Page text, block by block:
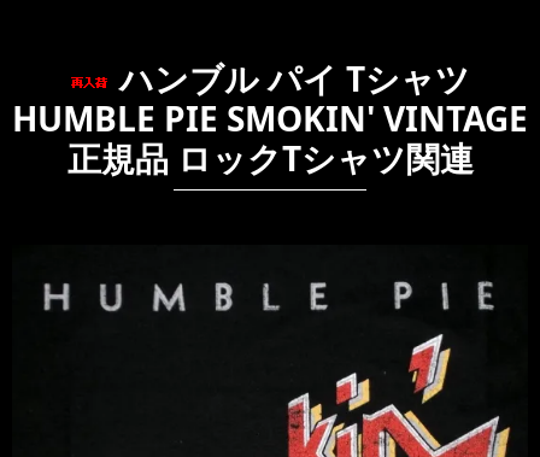
ハンブル パイ Tシャツ
HUMBLE PIE SMOKIN' VINTAGE
正規品 ロックTシャツ関連